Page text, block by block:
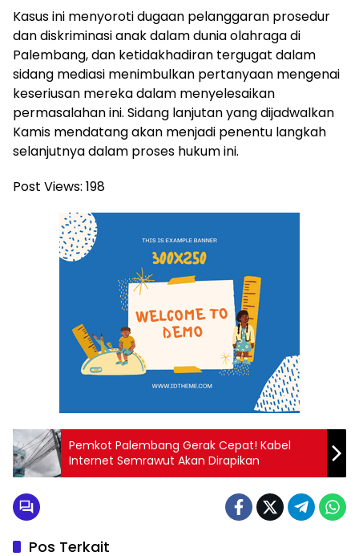
Kasus ini menyoroti dugaan pelanggaran prosedur
dan diskriminasi anak dalam dunia olahraga di
Palembang, dan ketidakhadiran tergugat dalam
sidang mediasi menimbulkan pertanyaan mengenai
keseriusan mereka dalam menyelesaikan
permasalahan ini. Sidang lanjutan yang dijadwalkan
Kamis mendatang akan menjadi penentu langkah
selanjutnya dalam proses hukum ini.
Post Views: 198
Pemkot Palembang Gerak Cepat! Kabel
Internet Semrawut Akan Dirapikan
Pos Terkait